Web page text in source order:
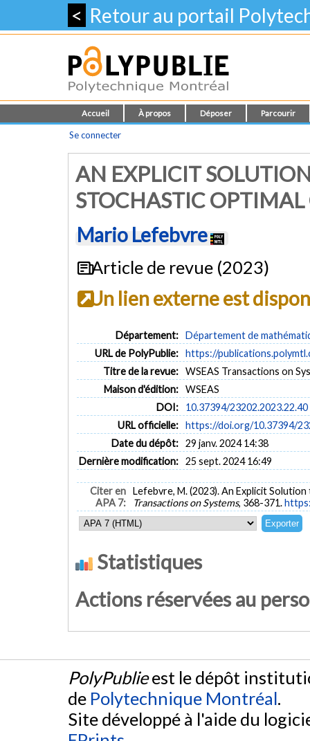
< Retour au portail
Accueil À propos Déposer Parcourir
Se connecter
AN EXPLICIT
STOCHASTIC
Mario Lefebvre
Article de revue (2023)
Un lien externe est
Département: Département de
URL de PolyPublie: https://
Titre de la revue: WSEAS Transactions on
Maison d'édition: WSEAS
DOI:
10.37394/23202.2023.22.40
URL officielle: https://doi.org/10.37394/
Date du dépôt: 29 janv. 2024 14:38
Dernière modification: 25 sept. 2024 16:49
Citer en
APA 7:
Lefebvre, M. (2023). An Explicit
Transactions on Systems, 368-371.
Statistiques
Actions réservées au
PolyPublieest le dépôt
de Polytechnique Montréal.
Site développé à l'aide du